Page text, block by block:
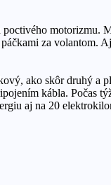
motorizmu.
za volantom.
ako skôr druhý a
kábla. Počas
aj na 20